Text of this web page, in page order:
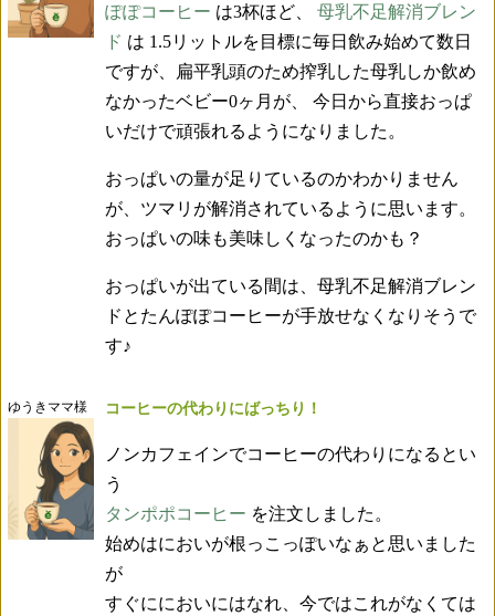
ぽぽコーヒー は3杯ほど、 母乳不足解消ブレン
ド は 1.5リットルを目標に毎日飲み始めて数日
ですが、扁平乳頭のため搾乳した母乳しか飲め
なかったベビー0ヶ月が、 今日から直接おっぱ
いだけで頑張れるようになりました。
おっぱいの量が足りているのかわかりません
が、ツマリが解消されているように思います。
おっぱいの味も美味しくなったのかも？
おっぱいが出ている間は、母乳不足解消ブレン
ドとたんぽぽコーヒーが手放せなくなりそうで
す♪
ゆうきママ様 コーヒーの代わりにばっちり！
ノンカフェインでコーヒーの代わりになるとい
う
タンポポコーヒー を注文しました。
始めはにおいが根っこっぽいなぁと思いました
が
すぐににおいにはなれ、今ではこれがなくては